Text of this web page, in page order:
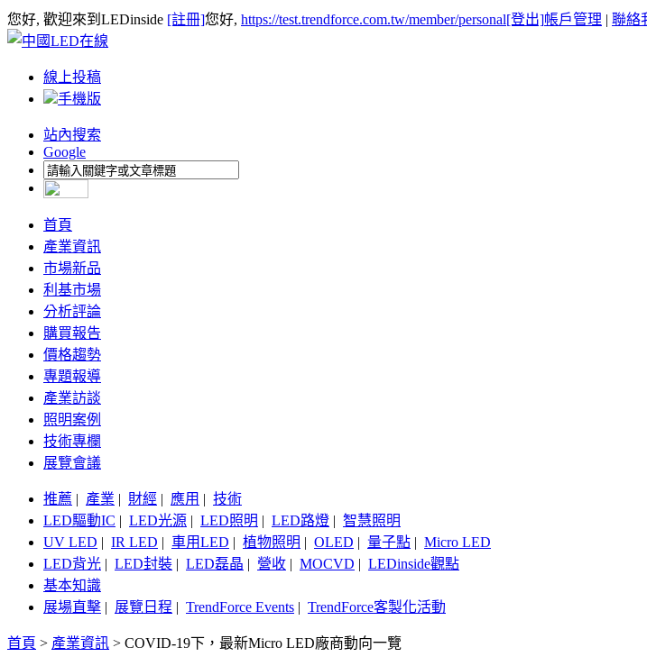
您好, 歡迎來到LEDinside [註冊]您好, https://test.trendforce.com.tw/member/personal[登出]帳戶管理 | 聯絡
線上投稿
手機版
站內搜索
Google
首頁
產業資訊
市場新品
利基市場
分析評論
購買報告
價格趨勢
專題報導
產業訪談
照明案例
技術專欄
展覽會議
推薦 | 產業 | 財經 | 應用 | 技術
LED驅動IC | LED光源 | LED照明 | LED路燈 | 智慧照明
UV LED | IR LED | 車用LED | 植物照明 | OLED | 量子點 | Micro LED
LED背光 | LED封裝 | LED磊晶 | 營收 | MOCVD | LEDinside觀點
基本知識
展場直擊 | 展覽日程 | TrendForce Events | TrendForce客製化活動
首頁 > 產業資訊 > COVID-19下，最新Micro LED廠商動向一覽